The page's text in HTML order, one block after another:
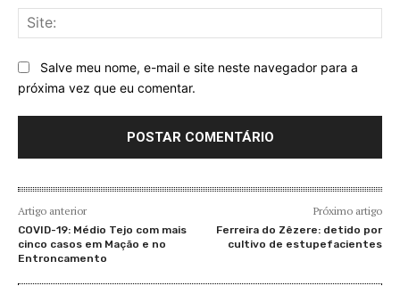
Salve meu nome, e-mail e site neste navegador para a
próxima vez que eu comentar.
Artigo anterior
COVID-19: Médio Tejo com mais
cinco casos em Mação e no
Entroncamento
Próximo artigo
Ferreira do Zêzere: detido por
cultivo de estupefacientes